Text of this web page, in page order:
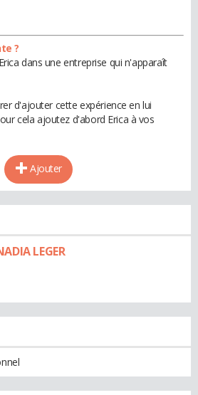
?
dans une entreprise qui n'apparaît
d'ajouter cette expérience en lui
cela ajoutez d'abord Erica à vos
Ajouter
LEGER